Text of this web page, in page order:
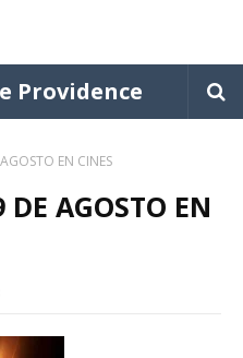
Providence
EN CINES
DE AGOSTO EN